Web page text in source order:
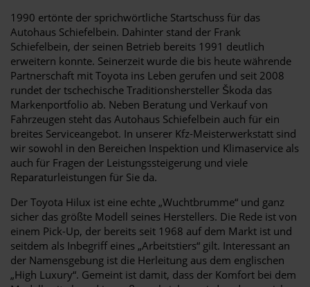
1990 ertönte der sprichwörtliche Startschuss für das
Autohaus Schiefelbein. Dahinter stand der Frank
Schiefelbein, der seinen Betrieb bereits 1991 deutlich
erweitern konnte. Seinerzeit wurde die bis heute währende
Partnerschaft mit Toyota ins Leben gerufen und seit 2008
rundet der tschechische Traditionshersteller Škoda das
Markenportfolio ab. Neben Beratung und Verkauf von
Fahrzeugen steht das Autohaus Schiefelbein auch für ein
breites Serviceangebot. In unserer Kfz-Meisterwerkstatt sind
wir sowohl in den Bereichen Inspektion und Klimaservice als
auch für Fragen der Leistungssteigerung und viele
Reparaturleistungen für Sie da.
Der Toyota Hilux ist eine echte „Wuchtbrumme“ und ganz
sicher das größte Modell seines Herstellers. Die Rede ist von
einem Pick-Up, der bereits seit 1968 auf dem Markt ist und
seitdem als Inbegriff eines „Arbeitstiers“ gilt. Interessant an
der Namensgebung ist die Herleitung aus dem englischen
„High Luxury“. Gemeint ist damit, dass der Komfort bei dem